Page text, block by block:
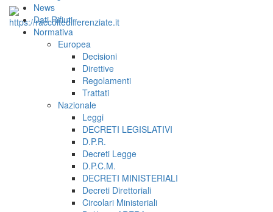
News
Dati Rifiuti
Normativa
Europea
Decisioni
Direttive
Regolamenti
Trattati
Nazionale
Leggi
DECRETI LEGISLATIVI
D.P.R.
Decreti Legge
D.P.C.M.
DECRETI MINISTERIALI
Decreti Direttoriali
Circolari Ministeriali